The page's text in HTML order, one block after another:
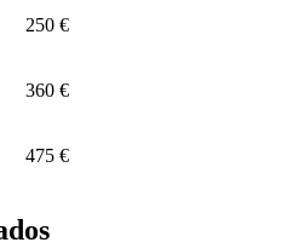
250 €
360 €
475 €